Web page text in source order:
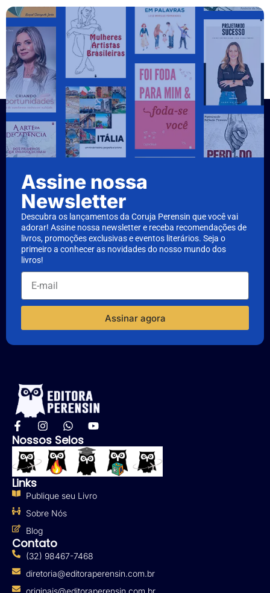
Assine nossa
Newsletter
Descubra os lançamentos da Coruja Perensin que você vai
adorar! Assine nossa newsletter e receba recomendações de
livros, promoções exclusivas e eventos literários. Seja o
primeiro a conhecer as novidades do nosso mundo dos
livros!
Assinar agora
Nossos Selos
Links
Publique seu Livro
Sobre Nós
Blog
Contato
(32) 98467-7468
diretoria@editoraperensin.com.br